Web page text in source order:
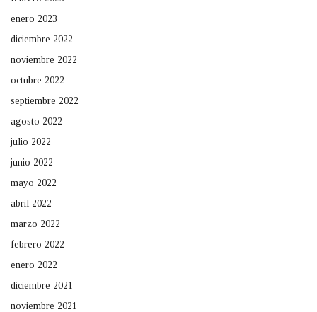
enero 2023
diciembre 2022
noviembre 2022
octubre 2022
septiembre 2022
agosto 2022
julio 2022
junio 2022
mayo 2022
abril 2022
marzo 2022
febrero 2022
enero 2022
diciembre 2021
noviembre 2021